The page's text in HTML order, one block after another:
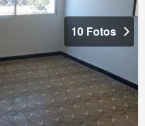
10 Fotos